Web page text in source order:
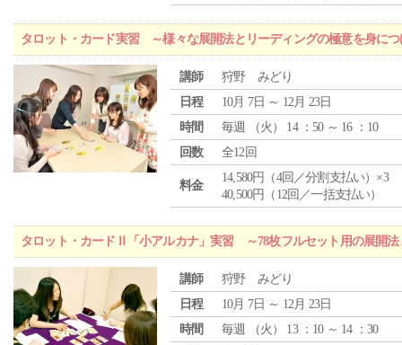
タロット・カード実習 ～様々な展開法とリーディングの極意を身につ
講師
狩野 みどり
日程
10月 7日 ～ 12月 23日
時間
毎週 （火 ） 14 ：50 ～ 16 ：10
回数
全12回
料金
14,580円（4回／分割支払い）×3
40,500円（12回／一括支払い）
タロット・カードⅡ「小アルカナ」実習 ～78枚フルセット用の展開法
講師
狩野 みどり
日程
10月 7日 ～ 12月 23日
時間
毎週 （火 ） 13 ：10 ～ 14 ：30